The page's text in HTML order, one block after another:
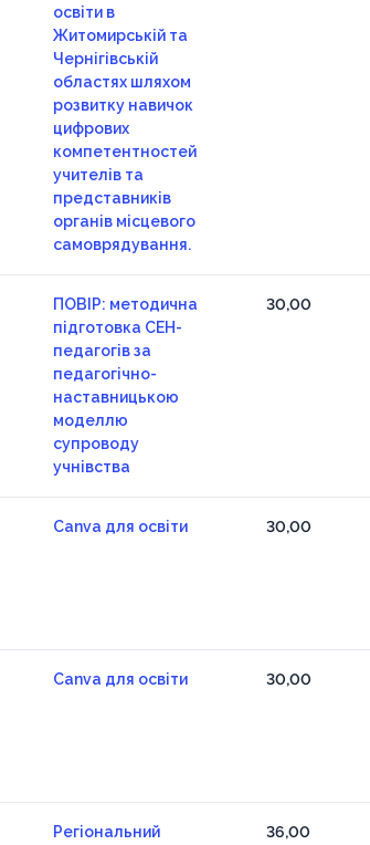
освіти в
Житомирській та
Чернігівській
областях шляхом
розвитку навичок
цифрових
компетентностей
учителів та
представників
органів місцевого
самоврядування.
ПОВІР: методична
підготовка СЕН-
педагогів за
педагогічно-
наставницькою
моделлю
супроводу
учнівства
30,00
Canva для освіти 30,00
Canva для освіти 30,00
Регіональний
36,00